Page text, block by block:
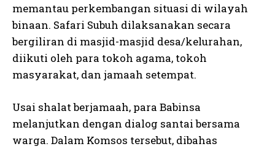
memantau perkembangan situasi di wilayah
binaan. Safari Subuh dilaksanakan secara
bergiliran di masjid-masjid desa/kelurahan,
diikuti oleh para tokoh agama, tokoh
masyarakat, dan jamaah setempat.
Usai shalat berjamaah, para Babinsa
melanjutkan dengan dialog santai bersama
warga. Dalam Komsos tersebut, dibahas